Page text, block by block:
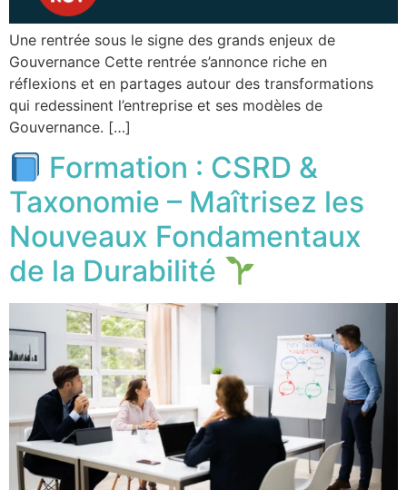
Une rentrée sous le signe des grands enjeux de
Gouvernance Cette rentrée s’annonce riche en
réflexions et en partages autour des transformations
qui redessinent l’entreprise et ses modèles de
Gouvernance. […]
Formation : CSRD &
Taxonomie – Maîtrisez les
Nouveaux Fondamentaux
de la Durabilité